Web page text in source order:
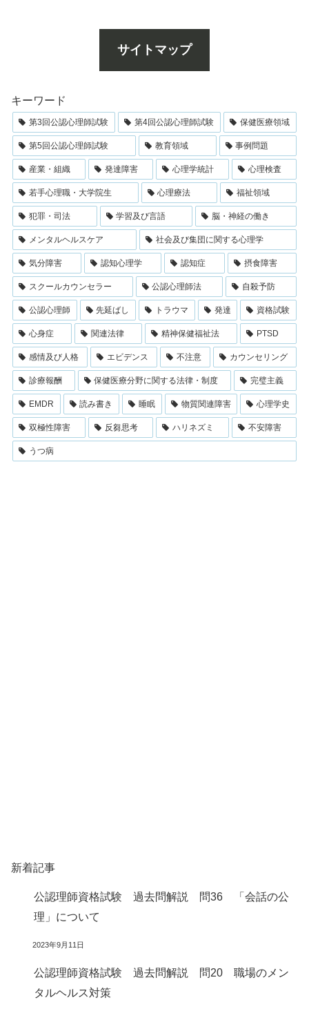
サイトマップ
キーワード
第3回公認心理師試験 第4回公認心理師試験 保健医療領域
第5回公認心理師試験 教育領域 事例問題
産業・組織 発達障害 心理学統計 心理検査
若手心理職・大学院生 心理療法 福祉領域
犯罪・司法 学習及び言語 脳・神経の働き
メンタルヘルスケア 社会及び集団に関する心理学
気分障害 認知心理学 認知症 摂食障害
スクールカウンセラー 公認心理師法 自殺予防
公認心理師 先延ばし トラウマ 発達 資格試験
心身症 関連法律 精神保健福祉法 PTSD
感情及び人格 エビデンス 不注意 カウンセリング
診療報酬 保健医療分野に関する法律・制度 完璧主義
EMDR 読み書き 睡眠 物質関連障害 心理学史
双極性障害 反芻思考 ハリネズミ 不安障害
うつ病
新着記事
公認理師資格試験 過去問解説 問36 「会話の公
理」について
2023年9月11日
公認理師資格試験 過去問解説 問20 職場のメン
タルヘルス対策